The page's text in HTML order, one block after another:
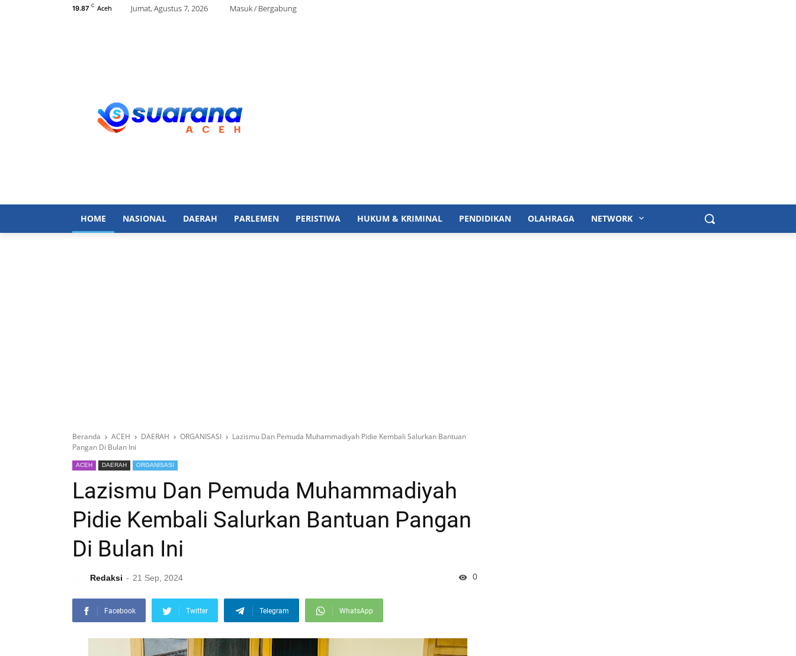
19.87 C Aceh Jumat, Agustus 7, 2026 Masuk / Bergabung
HOME NASIONAL DAERAH PARLEMEN PERISTIWA HUKUM & KRIMINAL PENDIDIKAN OLAHRAGA NETWORK
Beranda ACEH DAERAH ORGANISASI
Lazismu Dan Pemuda Muhammadiyah Pidie Kembali Salurkan Bantuan
Pangan Di Bulan Ini
ACEH DAERAH ORGANISASI
Lazismu Dan Pemuda Muhammadiyah
Pidie Kembali Salurkan Bantuan Pangan
Di Bulan Ini
Redaksi 21 Sep, 2024 0
Facebook Twitter Telegram WhatsApp